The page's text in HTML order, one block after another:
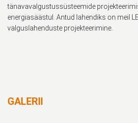
tänavavalgustussüsteemide
energiasäästul. Antud lahendiks on meil
valguslahenduste projekteerimine.
GALERII